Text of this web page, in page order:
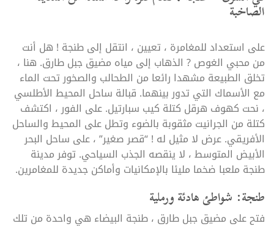
الصاخبة
على استعداد للمغامرة ، تعيين ، انتقل إلى طنجة ! هل أنت
من محبي الغوص ? الذهاب إلى مياه مضيق جبل طارق. هنا ،
تخلق الطبيعة مشهدا رائعا من الطحالب والصخور تحت الماء
مع الأسماك التي تدور بينهما. قبالة ساحل المحيط الأطلسي
، نحت كهوف هرقل كتلة كيب سبارتيل. على الفور ، اكتشف
كتلة من الجرانيت مثقوبة بالضوء وتطل على المحيط والساحل
الأفريقي. عرض لا مثيل له ! “قصر صغير” ، على ساحل البحر
الأبيض المتوسط ، لا ينقصه الجذب السياحي. توفر مدينة
طنجة ملعبا ضخما مليئا بالإمكانيات وأماكن جديدة للمغامرين.
طنجة: شواطئ هادئة ورملية
فتح على مضيق جبل طارق ، طنجة البيضاء هي واحدة من تلك